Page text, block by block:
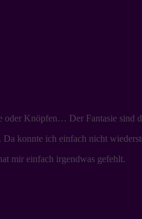
Knöpfen… Der Fantasie sind
konnte ich einfach nicht
mir einfach irgendwas gefehlt.